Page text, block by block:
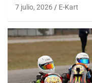
7 julio, 2026 E-Kart